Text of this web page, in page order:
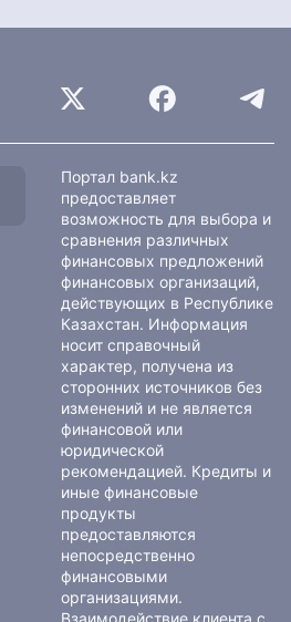
Портал bank.kz
предоставляет
возможность для выбора и
сравнения различных
финансовых предложений
финансовых организаций,
действующих в Республике
Казахстан. Информация
носит справочный
характер, получена из
сторонних источников без
изменений и не является
финансовой или
юридической
рекомендацией. Кредиты и
иные финансовые
продукты
предоставляются
непосредственно
финансовыми
организациями.